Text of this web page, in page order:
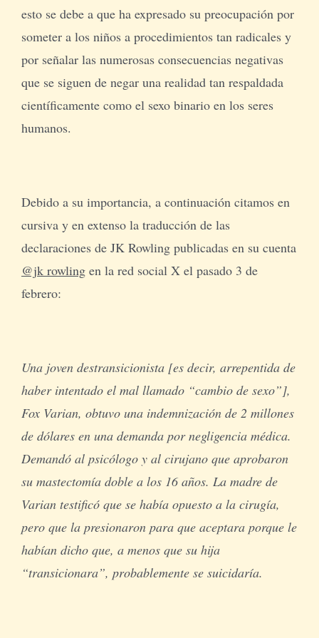
esto se debe a que ha expresado su preocupación por
someter a los niños a procedimientos tan radicales y
por señalar las numerosas consecuencias negativas
que se siguen de negar una realidad tan respaldada
científicamente como el sexo binario en los seres
humanos.
Debido a su importancia, a continuación citamos en
cursiva y en extenso la traducción de las
declaraciones de JK Rowling publicadas en su cuenta
@jk rowlingen la red social X el pasado 3 de
febrero:
Una joven destransicionista [es decir, arrepentida de
haber intentado el mal llamado “cambio de sexo”],
Fox Varian, obtuvo una indemnización de 2 millones
de dólares en una demanda por negligencia médica.
Demandó al psicólogo y al cirujano que aprobaron
su mastectomía doble a los 16 años. La madre de
Varian testificó que se había opuesto a la cirugía,
pero que la presionaron para que aceptara porque le
habían dicho que, a menos que su hija
“transicionara”, probablemente se suicidaría.